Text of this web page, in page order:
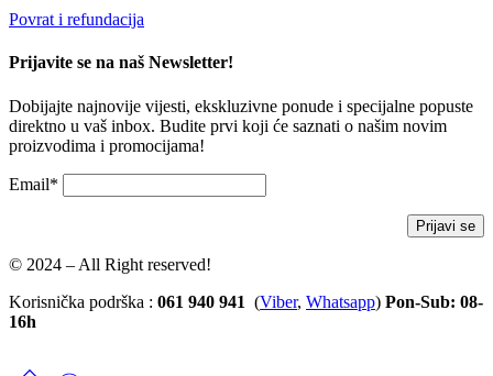
Povrat i refundacija
Prijavite se na naš Newsletter!
Dobijajte najnovije vijesti, ekskluzivne ponude i specijalne popuste
direktno u vaš inbox. Budite prvi koji će saznati o našim novim
proizvodima i promocijama!
Email*
© 2024 – All Right reserved!
Korisnička podrška : 061 940 941 (Viber, Whatsapp) Pon-Sub: 08-
16h